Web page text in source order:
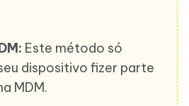
Este método só
dispositivo fizer parte
MDM.